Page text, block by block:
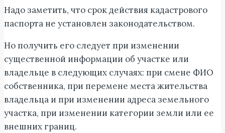
Надо заметить, что срок действия кадастрового
паспорта не установлен законодательством.
Но получить его следует при изменении
существенной информации об участке или
владельце в следующих случаях: при смене ФИО
собственника, при перемене места жительства
владельца и при изменении адреса земельного
участка, при изменении категории земли или ее
внешних границ.